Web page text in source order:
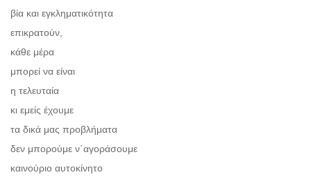
βία και εγκληματικότητα
επικρατούν,
κάθε μέρα
μπορεί να είναι
η τελευταία
κι εμείς έχουμε
τα δικά μας προβλήματα
δεν μπορούμε ν΄αγοράσουμε
καινούριο αυτοκίνητο